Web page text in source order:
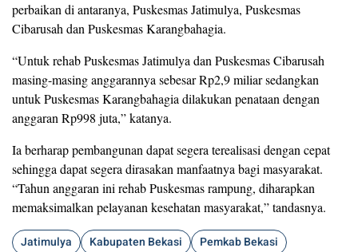
perbaikan di antaranya, Puskesmas Jatimulya, Puskesmas
Cibarusah dan Puskesmas Karangbahagia.
“Untuk rehab Puskesmas Jatimulya dan Puskesmas Cibarusah
masing-masing anggarannya sebesar Rp2,9 miliar sedangkan
untuk Puskesmas Karangbahagia dilakukan penataan dengan
anggaran Rp998 juta,” katanya.
Ia berharap pembangunan dapat segera terealisasi dengan cepat
sehingga dapat segera dirasakan manfaatnya bagi masyarakat.
“Tahun anggaran ini rehab Puskesmas rampung, diharapkan
memaksimalkan pelayanan kesehatan masyarakat,” tandasnya.
Jatimulya Kabupaten Bekasi
Pemkab Bekasi